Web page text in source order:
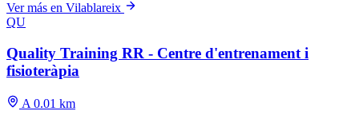
Ver más en Vilablareix
QU
Quality Training RR - Centre d'entrenament i
fisioteràpia
A 0.01 km